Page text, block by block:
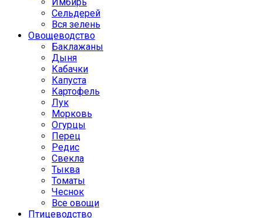
Имбирь
Сельдерей
Вся зелень
Овощеводство
Баклажаны
Дыня
Кабачки
Капуста
Картофель
Лук
Морковь
Огурцы
Перец
Редис
Свекла
Тыква
Томаты
Чеснок
Все овощи
Птицеводство